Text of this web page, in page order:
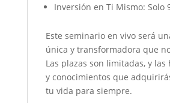
Inversión en Ti Mismo: Solo
Este seminario en vivo será
única y transformadora que
Las plazas son limitadas, y
y conocimientos que
tu vida para siempre.